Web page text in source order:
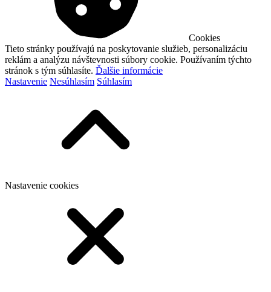
Cookies
Tieto stránky používajú na poskytovanie služieb, personalizáciu
reklám a analýzu návštevnosti súbory cookie. Používaním týchto
stránok s tým súhlasíte. Ďalšie informácie
Nastavenie Nesúhlasím Súhlasím
Nastavenie cookies